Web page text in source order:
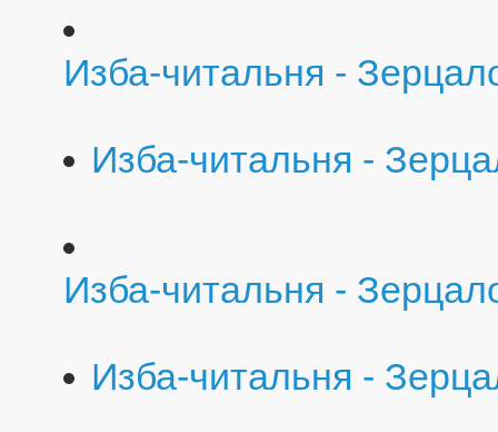
Изба-читальня -
Изба-читальня -
Изба-читальня -
Изба-читальня -